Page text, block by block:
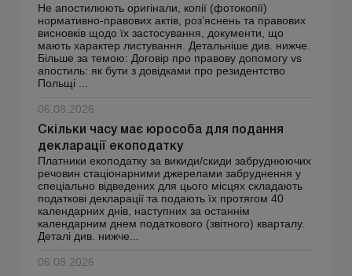
Не апостилюють оригінали, копії (фотокопії)
нормативно-правових актів, роз’яснень та правових
висновків щодо їх застосування, документи, що
мають характер листування. Детальніше див. нижче.
Більше за темою: Договір про правову допомогу vs
апостиль: як бути з довідками про резидентство
Польщі ...
06.08.2026
Скільки часу має юрособа для подання
декларації екоподатку
Платники екоподатку за викиди/скиди забруднюючих
речовин стаціонарними джерелами забруднення у
спеціально відведених для цього місцях складають
податкові декларації та подають їх протягом 40
календарних днів, наступних за останнім
календарним днем ​​податкового (звітного) кварталу.
Деталі див. нижче...
06.08.2026